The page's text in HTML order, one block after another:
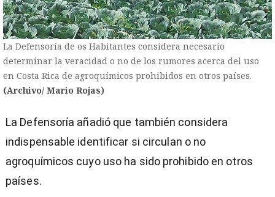
La Defensoría de os Habitantes considera necesario
determinar la veracidad o no de los rumores acerca del uso
en Costa Rica de agroquímicos prohibidos en otros países.
(Archivo/ Mario Rojas)
La Defensoría añadió que también considera
indispensable identificar si circulan o no
agroquímicos cuyo uso ha sido prohibido en otros
países.